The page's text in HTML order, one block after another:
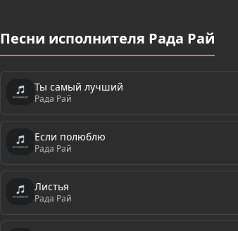
Песни исполнителя Рада Рай
Ты самый лучший
Рада Рай
Если полюблю
Рада Рай
Листья
Рада Рай